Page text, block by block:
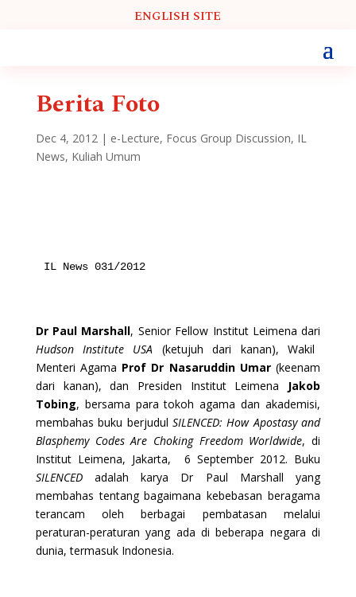
ENGLISH SITE
Berita Foto
Dec 4, 2012| e-Lecture, Focus Group Discussion, IL
News, Kuliah Umum
IL News 031/2012
Dr Paul Marshall, Senior Fellow Institut Leimena dari
Hudson Institute USA (ketujuh dari kanan), Wakil
Menteri Agama Prof Dr Nasaruddin Umar(keenam
dari kanan), dan Presiden Institut Leimena Jakob
Tobing, bersama para tokoh agama dan akademisi,
membahas buku berjudul SILENCED: How Apostasy and
Blasphemy Codes Are Choking Freedom Worldwide, di
Institut Leimena, Jakarta, 6 September 2012. Buku
SILENCEDadalah karya Dr Paul Marshall yang
membahas tentang bagaimana kebebasan beragama
terancam oleh berbagai pembatasan melalui
peraturan-peraturan yang ada di beberapa negara di
dunia, termasuk Indonesia.